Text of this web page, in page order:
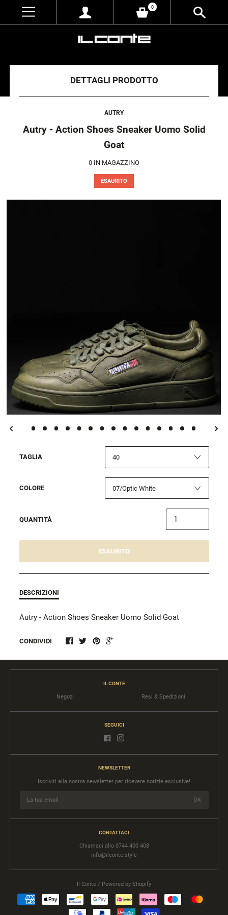
0
DETTAGLI PRODOTTO
AUTRY
Autry - Action Shoes Sneaker Uomo Solid
Goat
0 IN MAGAZZINO
ESAURITO
TAGLIA
COLORE
QUANTITÀ
ESAURITO
DESCRIZIONI
Autry - Action Shoes Sneaker Uomo Solid Goat
CONDIVIDI
IL CONTE
Negozi Resi & Spedizioni
SEGUICI
NEWSLETTER
Iscriviti alla nostra newsletter per ricevere notizie esclusive!
CONTATTACI
Chiamaci allo 0744 400 408
info@ilconte.style
Il Conte / Powered by Shopify